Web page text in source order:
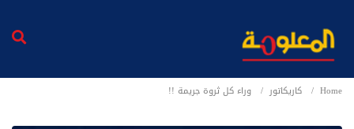
Home كاريكاتور وراء كل ثروة جريمة !!